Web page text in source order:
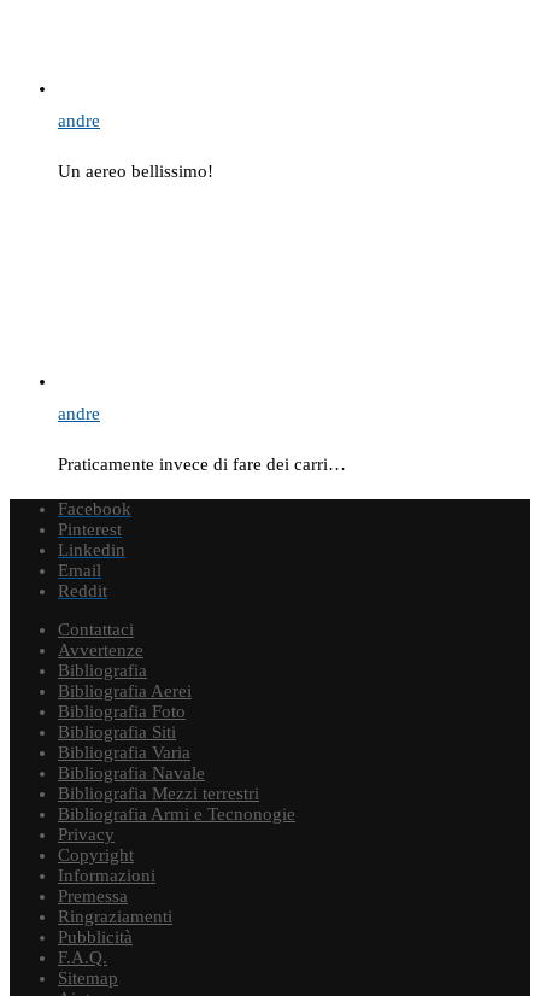
andre
Un aereo bellissimo!
andre
Praticamente invece di fare dei carri…
Facebook
Pinterest
Linkedin
Email
Reddit
Contattaci
Avvertenze
Bibliografia
Bibliografia Aerei
Bibliografia Foto
Bibliografia Siti
Bibliografia Varia
Bibliografia Navale
Bibliografia Mezzi terrestri
Bibliografia Armi e Tecnonogie
Privacy
Copyright
Informazioni
Premessa
Ringraziamenti
Pubblicità
F.A.Q.
Sitemap